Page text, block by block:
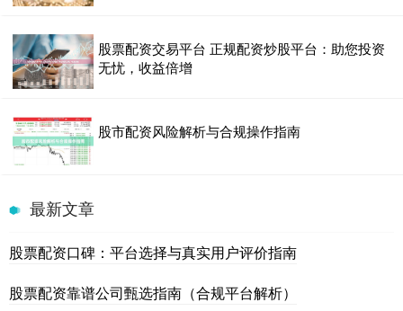
股票配资交易平台 正规配资炒股平台：助您投资
无忧，收益倍增
股市配资风险解析与合规操作指南
最新文章
股票配资口碑：平台选择与真实用户评价指南
股票配资靠谱公司甄选指南（合规平台解析）